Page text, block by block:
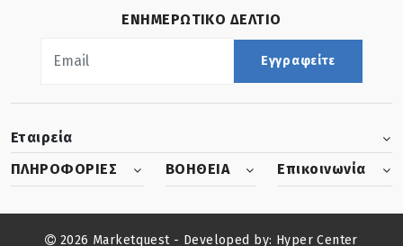
ΕΝΗΜΕΡΩΤΙΚΟ ΔΕΛΤΙΟ
Εγγραφείτε
Εταιρεία
ΠΛΗΡΟΦΟΡΙΕΣ
ΒΟΗΘΕΙΑ Επικοινωνία
2026 Marketquest - Developed by: Hyper Center